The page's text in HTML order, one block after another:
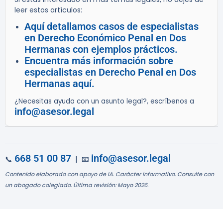
leer estos artículos:
Aquí detallamos casos de especialistas
en Derecho Económico Penal en Dos
Hermanas con ejemplos prácticos.
Encuentra más información sobre
especialistas en Derecho Penal en Dos
Hermanas aquí.
¿Necesitas ayuda con un asunto legal?, escríbenos a
info@asesor.legal
📞 668 51 00 87 | 📧 info@asesor.legal
Contenido elaborado con apoyo de IA. Carácter informativo. Consulte con
un abogado colegiado. Última revisión: Mayo 2026.